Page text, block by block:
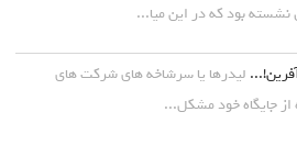
بود که در این میا...
لیدرها یا سرشاخه های شرکت های
از جایگاه خود مشکل...